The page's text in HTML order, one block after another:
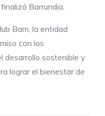
finalizó Barrundia.
Bam, la entidad
con los
desarrollo sostenible y
lograr el bienestar de